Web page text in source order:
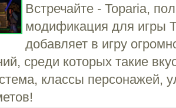
Встречайте - Toparia,
модификация для игры
добавляет в игру
среди которых такие
классы персонажей,